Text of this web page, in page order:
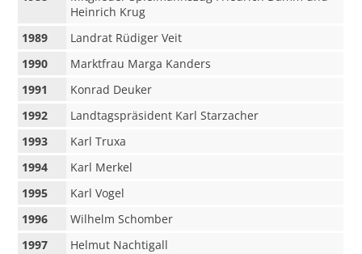
Heinrich Krug
1989
Landrat Rüdiger Veit
1990
Marktfrau Marga Kanders
1991
Konrad Deuker
1992
Landtagspräsident Karl Starzacher
1993
Karl Truxa
1994
Karl Merkel
1995
Karl Vogel
1996
Wilhelm Schomber
1997
Helmut Nachtigall